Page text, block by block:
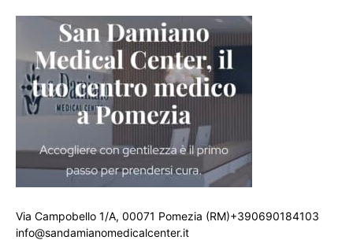
Via Campobello 1/A, 00071 Pomezia (RM)+390690184103
info@sandamianomedicalcenter.it